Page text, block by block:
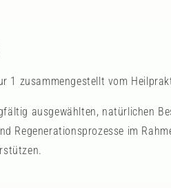
1 zusammengestellt vom
ausgewählten, natürlichen
Regenerationsprozesse im